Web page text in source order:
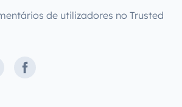
de utilizadores no Trusted
Facebook